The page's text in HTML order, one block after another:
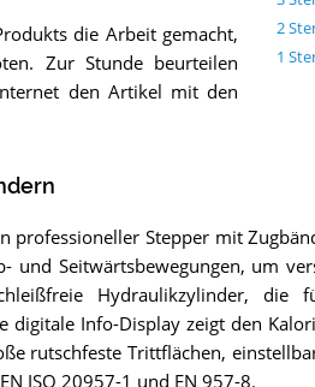
2
1
die Arbeit gemacht,
Zur Stunde beurteilen
den Artikel mit den
professioneller Stepper mit
und Seitwärtsbewegungen, um
Hydraulikzylinder, die
digitale Info-Display zeigt den
rutschfeste Trittflächen,
ISO 20957-1 und EN 957-8.